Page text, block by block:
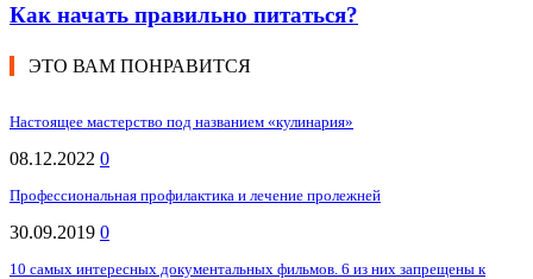
Как начать правильно питаться?
ЭТО ВАМ ПОНРАВИТСЯ
Настоящее мастерство под названием «кулинария»
08.12.2022 0
Профессиональная профилактика и лечение пролежней
30.09.2019 0
10 самых интересных документальных фильмов. 6 из них запрещены к